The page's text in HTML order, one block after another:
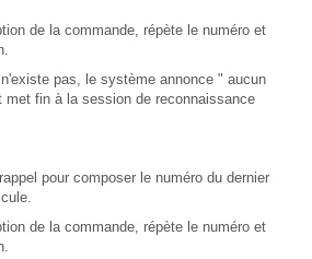
de la commande, répète le numéro et
pas, le système annonce " aucun
met fin à la session de reconnaissance
pour composer le numéro du dernier
de la commande, répète le numéro et